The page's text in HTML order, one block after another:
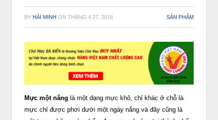
BY HẢI MINH ON THÁNG 4 27, 2016 SẢN PHẨM
Mực một nắng là một dạng mực khô, chỉ khác ở chỗ là
mực chỉ được phơi dưới một ngày nắng và đây cũng là